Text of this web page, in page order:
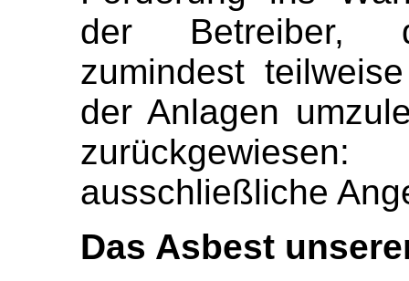
der Betreiber,
zumindest
der Anlagen
ausschließliche
Das Asbest